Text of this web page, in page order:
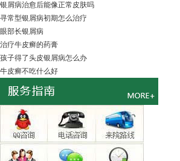
银屑病治愈后能像正常皮肤吗
寻常型银屑病初期怎么治疗
眼部长银屑病
治疗牛皮癣的药膏
孩子得了头皮银屑病怎么办
牛皮癣不吃什么好